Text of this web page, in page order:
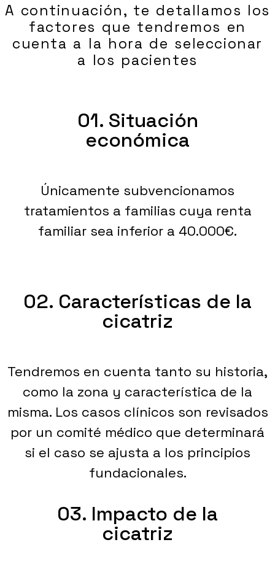
A continuación, te detallamos los
factores que tendremos en
cuenta a la hora de seleccionar
a los pacientes
01. Situación
económica
Únicamente subvencionamos
tratamientos a familias cuya renta
familiar sea inferior a 40.000€.
02. Características de la
cicatriz
Tendremos en cuenta tanto su historia,
como la zona y característica de la
misma. Los casos clínicos son revisados
por un comité médico que determinará
si el caso se ajusta a los principios
fundacionales.
03. Impacto de la
cicatriz